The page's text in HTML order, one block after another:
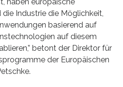
Industrie die Möglichkeit,
basierend auf
auf diesem
betont der Direktor für
der Europäischen